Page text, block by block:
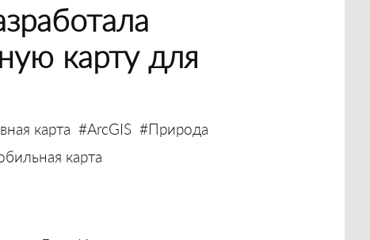
карту для
карта #ArcGIS #Природа
карта